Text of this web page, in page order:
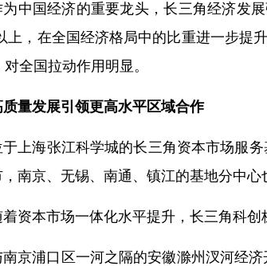
为中国经济的重要龙头，长三角经济发
上，在全国经济格局中的比重进一步提
对全国拉动作用明显。
质量发展引领更高水平区域合作
于上海张江科学城的长三角资本市场服
，南京、无锡、南通、镇江的基地分中心
着资本市场一体化水平提升，长三角科创
南京浦口区一河之隔的安徽滁州汊河经